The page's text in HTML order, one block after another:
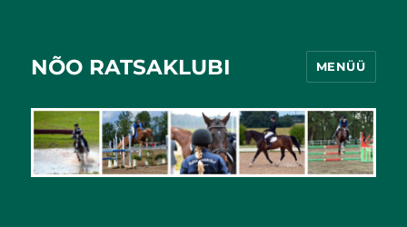
NÕO RATSAKLUBI MENÜÜ